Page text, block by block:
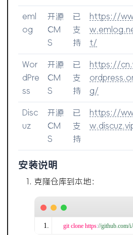
eml
og
开源
CM
S
已
支
持
https://
t/
Wor
dPre
ss
开源
CM
S
已
支
持
https://
g/
Disc
uz
开源
CM
S
已
支
持
https://
安装说明
克隆仓库到本地：
git clone https://github.com/